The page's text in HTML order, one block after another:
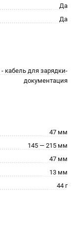
Да
Да
- кабель для зарядки-
документация
47 мм
145 — 215 мм
47 мм
13 мм
44 г